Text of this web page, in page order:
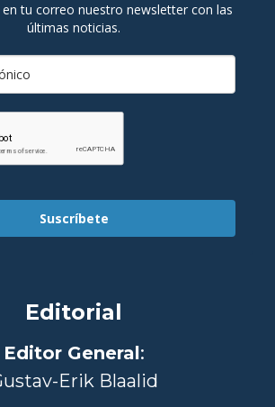
en tu correo nuestro newsletter con las
últimas noticias.
Suscríbete
Editorial
Editor General:
Erik Blaalid